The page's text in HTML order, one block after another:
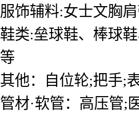
服饰辅料:女士文胸
鞋类:垒球鞋、棒球
等
其他：自位轮;把手;
管材·软管：高压管;